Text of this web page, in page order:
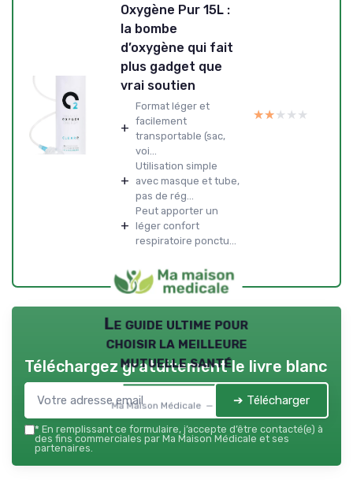
Oxygène Pur 15L :
la bombe
d’oxygène qui fait
plus gadget que
vrai soutien
+
Format léger et
facilement
transportable (sac,
voi...
+
Utilisation simple
avec masque et tube,
pas de rég...
+
Peut apporter un
léger confort
respiratoire ponctu...
★★★★★
★★★★★
Le guide ultime pour
choisir la meilleure
mutuelle santé
Ma Maison Médicale — 2026
Téléchargez gratuitement le livre blanc
➔ Télécharger
* En remplissant ce formulaire, j’accepte d’être contacté(e) à
des fins commerciales par Ma Maison Médicale et ses
partenaires.